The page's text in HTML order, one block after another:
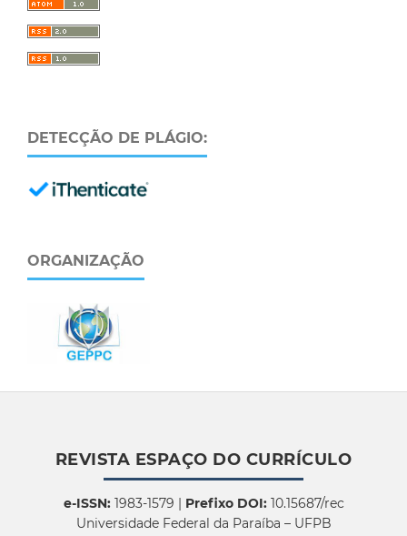
DETECÇÃO DE PLÁGIO:
ORGANIZAÇÃO
REVISTA ESPAÇO DO CURRÍCULO
e-ISSN:1983-1579 | Prefixo DOI:10.15687/rec
Universidade Federal da Paraíba – UFPB